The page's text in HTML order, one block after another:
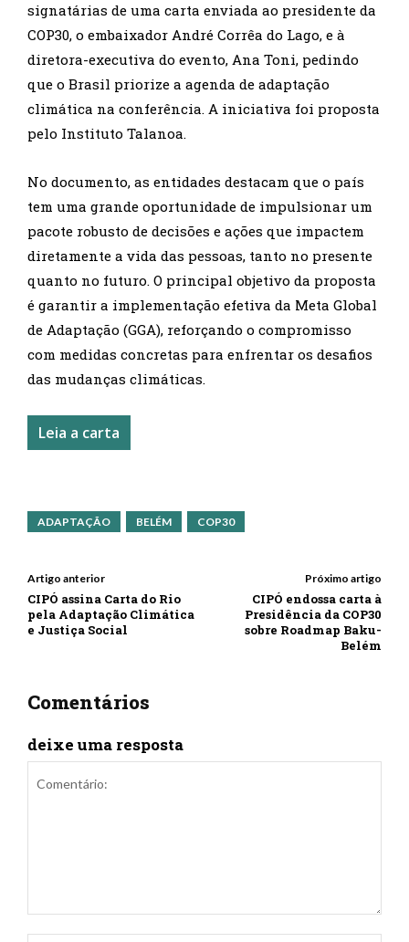
signatárias de uma carta enviada ao presidente da
COP30, o embaixador André Corrêa do Lago, e à
diretora-executiva do evento, Ana Toni, pedindo
que o Brasil priorize a agenda de adaptação
climática na conferência. A iniciativa foi proposta
pelo Instituto Talanoa.
No documento, as entidades destacam que o país
tem uma grande oportunidade de impulsionar um
pacote robusto de decisões e ações que impactem
diretamente a vida das pessoas, tanto no presente
quanto no futuro. O principal objetivo da proposta
é garantir a implementação efetiva da Meta Global
de Adaptação (GGA), reforçando o compromisso
com medidas concretas para enfrentar os desafios
das mudanças climáticas.
Leia a carta
ADAPTAÇÃO BELÉM COP30
Artigo anterior
CIPÓ assina Carta do Rio
pela Adaptação Climática
e Justiça Social
Próximo artigo
CIPÓ endossa carta à
Presidência da COP30
sobre Roadmap Baku-
Belém
Comentários
deixe uma resposta